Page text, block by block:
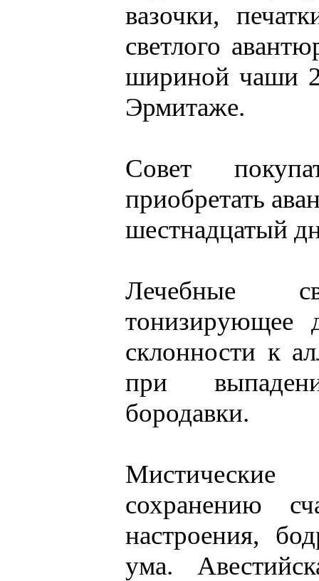
вазочки,
светлого
шириной чаши
Эрмитаже.
Совет
приобретать
шестнадцатый
Лечебные
тонизирующее
склонности к
при
бородавки.
Мистические
сохранению
настроения,
ума.